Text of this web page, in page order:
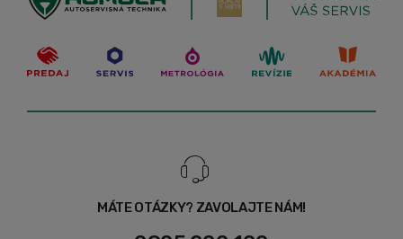
MÁTE OTÁZKY? ZAVOLAJTE NÁM!